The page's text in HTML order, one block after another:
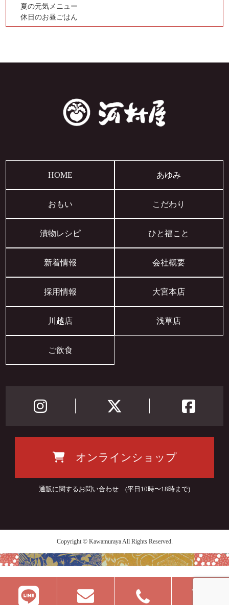
夏の元気メニュー
休日のお昼ごはん
HOME あゆみ
おもい こだわり
漬物レシピ ひと福こと
新着情報 会社概要
採用情報 大宮本店
川越店 浅草店
ご飲食
オンラインショップ
通販に関するお問い合わせ (平日10時〜18時まで)
Copyright © Kawamuraya All Rights Reserved.